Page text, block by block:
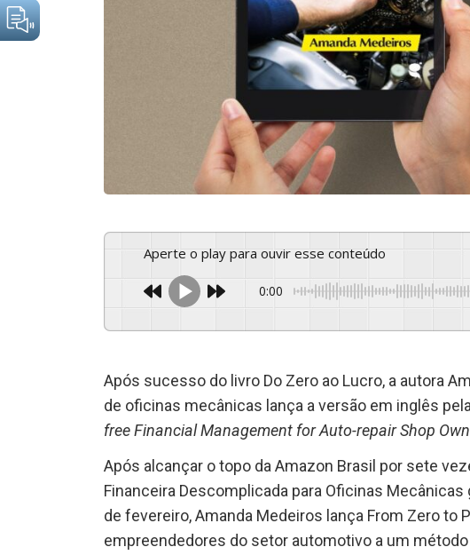
Aperte o play para ouvir esse conteúdo
0:00
Após sucesso do livro Do Zero ao Lucro, a autora
de oficinas mecânicas lança a versão em inglês
free Financial Management for Auto-repair Shop
Após alcançar o topo da Amazon Brasil por sete
Financeira Descomplicada para Oficinas
de fevereiro, Amanda Medeiros lança From Zero to
empreendedores do setor automotivo a um